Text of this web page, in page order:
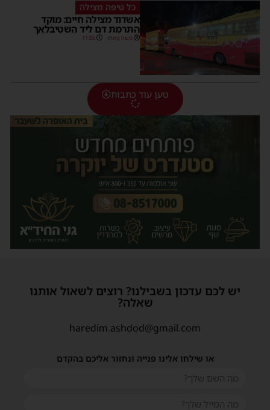
כל טיפה מצילה
אשדוד מצילה חיים: מוקד
התרמת דם ליד השטיבלאך
משה קאהן 11:05
טען עוד כתבות
יש לכם עדכון בשבילנו? רוצים לשאול אותנו
שאלה?
haredim.ashdod@gmail.com
או שילחו אלינו פנייה ונחזור אליכם בהקדם